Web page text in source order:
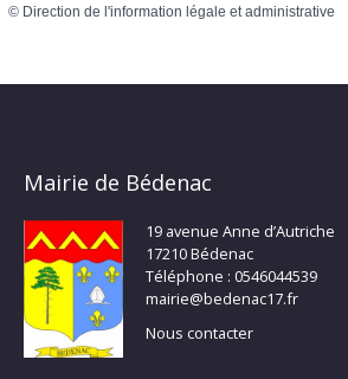
© Direction de l'information légale et administrative
Mairie de Bédenac
19 avenue Anne d’Autriche
17210 Bédenac
Téléphone : 0546044539
mairie@bedenac17.fr
Nous contacter